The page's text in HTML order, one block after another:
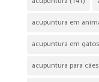
acupuntura em
acupuntura em gatos
acupuntura para cães